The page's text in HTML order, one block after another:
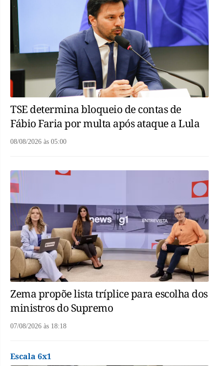
TSE determina bloqueio de contas de
Fábio Faria por multa após ataque a Lula
08/08/2026 às 05:00
Zema propõe lista tríplice para escolha dos
ministros do Supremo
07/08/2026 às 18:18
Escala 6x1